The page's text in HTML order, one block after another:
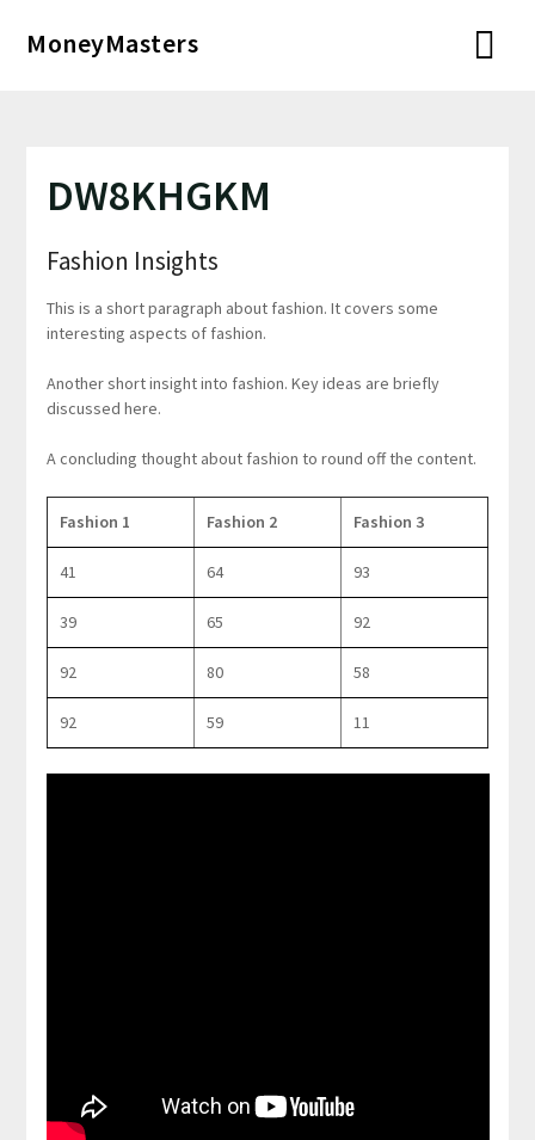
MoneyMasters
DW8KHGKM
Fashion Insights
This is a short paragraph about fashion. It covers some
interesting aspects of fashion.
Another short insight into fashion. Key ideas are briefly
discussed here.
A concluding thought about fashion to round off the content.
Fashion 1 Fashion 2 Fashion 3
41 64 93
39 65 92
92 80 58
92 59 11